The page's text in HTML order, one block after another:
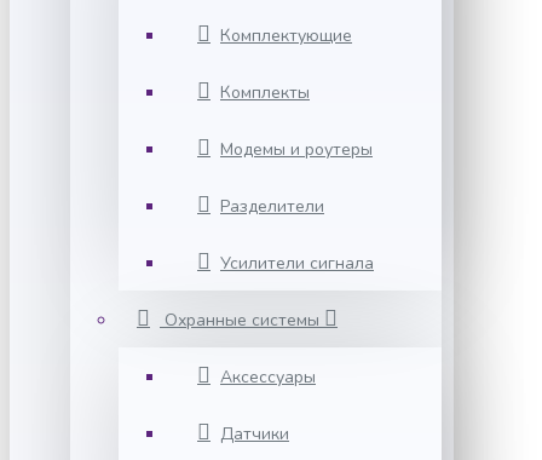
Комплектующие
Комплекты
Модемы и роутеры
Разделители
Усилители сигнала
Охранные системы
Аксессуары
Датчики